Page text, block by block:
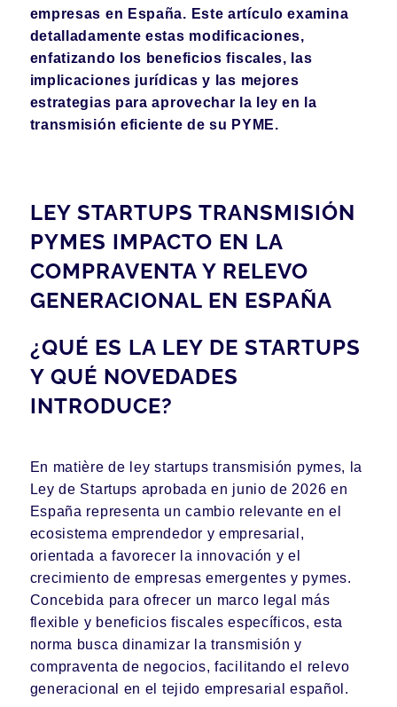
empresas en España. Este artículo examina
detalladamente estas modificaciones,
enfatizando los beneficios fiscales, las
implicaciones jurídicas y las mejores
estrategias para aprovechar la ley en la
transmisión eficiente de su PYME.
LEY STARTUPS TRANSMISIÓN
PYMES IMPACTO EN LA
COMPRAVENTA Y RELEVO
GENERACIONAL EN ESPAÑA
¿QUÉ ES LA LEY DE STARTUPS
Y QUÉ NOVEDADES
INTRODUCE?
En matière de ley startups transmisión pymes, la
Ley de Startups aprobada en junio de 2026 en
España representa un cambio relevante en el
ecosistema emprendedor y empresarial,
orientada a favorecer la innovación y el
crecimiento de empresas emergentes y pymes.
Concebida para ofrecer un marco legal más
flexible y beneficios fiscales específicos, esta
norma busca dinamizar la transmisión y
compraventa de negocios, facilitando el relevo
generacional en el tejido empresarial español.